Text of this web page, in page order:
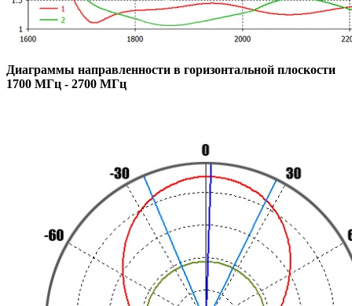
Диаграммы направленности в горизонтальной плоскости
1700 МГц - 2700 МГц